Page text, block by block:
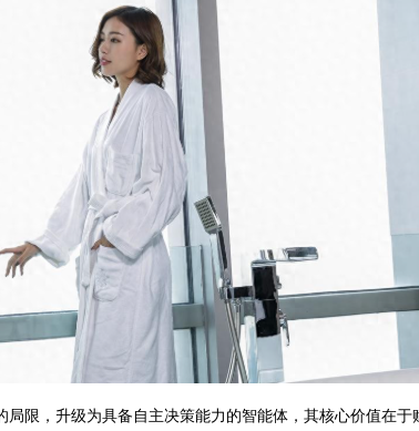
，升级为具备自主决策能力的智能体，其核心价值在于